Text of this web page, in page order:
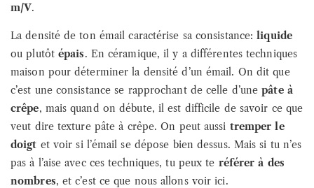
m/V.
La densité de ton émail caractérise sa consistance:liquide
ou plutôt épais. En céramique, il y a différentes techniques
maison pour déterminer la densité d’un émail. On dit que
c’est une consistance se rapprochant de celle d’une pâte à
crêpe, mais quand on débute, il est difficile de savoir ce que
veut dire texture pâte à crêpe. On peut aussi tremper le
doigt et voir si l’émail se dépose bien dessus. Mais si tu n’es
pas à l’aise avec ces techniques, tu peux te référer à des
nombres, et c’est ce que nous allons voir ici.